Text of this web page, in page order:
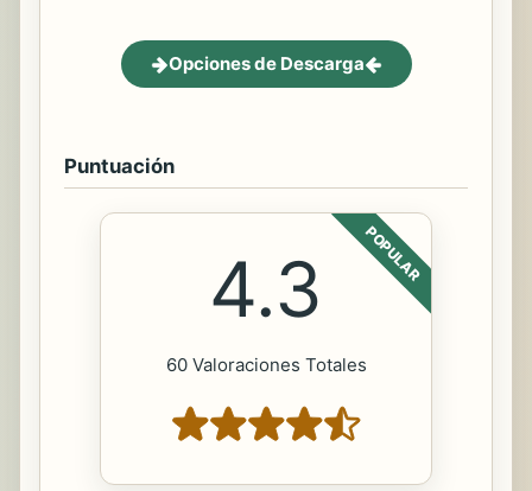
Opciones de Descarga
Puntuación
POPULAR
4.3
60 Valoraciones Totales